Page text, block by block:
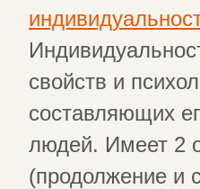
свойств и
составляющих
людей. Имеет 2
(продолжение и